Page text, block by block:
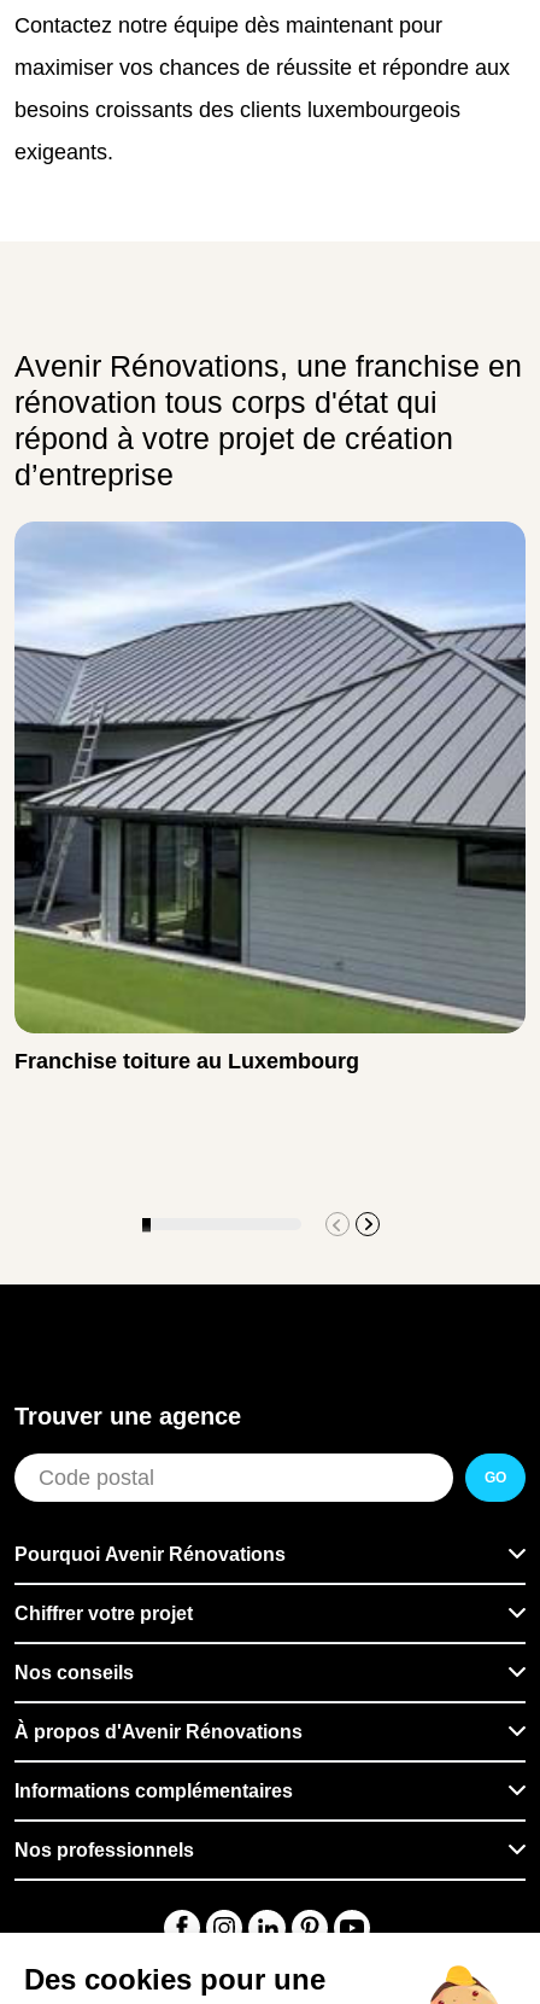
Contactez notre équipe dès maintenant pour
maximiser vos chances de réussite et répondre aux
besoins croissants des clients luxembourgeois
exigeants.
Avenir Rénovations, une franchise en
rénovation tous corps d'état qui
répond à votre projet de création
d’entreprise
Franchise toiture au Luxembourg
Trouver une agence
GO
Pourquoi Avenir Rénovations
Chiffrer votre projet
Nos conseils
À propos d'Avenir Rénovations
Informations complémentaires
Nos professionnels